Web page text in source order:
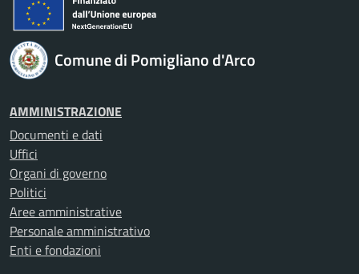
Comune di Pomigliano d'Arco
AMMINISTRAZIONE
Documenti e dati
Uffici
Organi di governo
Politici
Aree amministrative
Personale amministrativo
Enti e fondazioni